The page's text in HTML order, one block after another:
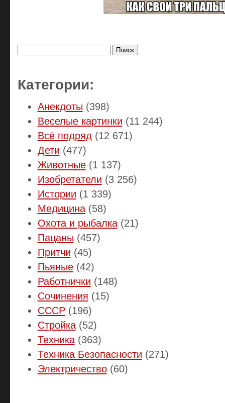
Категории:
Анекдоты (398)
Веселые картинки (11 244)
Всё подряд (12 671)
Дети (477)
Животные(1 137)
Изобретатели (3 256)
Истории (1 339)
Медицина(58)
Охота и рыбалка(21)
Пацаны (457)
Притчи (45)
Пьяные(42)
Работнички (148)
Сочинения (15)
СССР(196)
Стройка(52)
Техника(363)
Техника Безопасности (271)
Электричество(60)